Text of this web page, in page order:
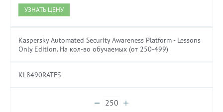
УЗНАТЬ ЦЕНУ
Kaspersky Automated Security Awareness Platform - Lessons
Only Edition. На кол-во обучаемых (от 250-499)
KL8490RATFS